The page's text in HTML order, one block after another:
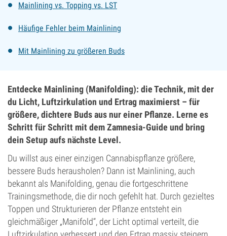
Mainlining vs. Topping vs. LST
Häufige Fehler beim Mainlining
Mit Mainlining zu größeren Buds
Entdecke Mainlining (Manifolding): die Technik, mit der
du Licht, Luftzirkulation und Ertrag maximierst – für
größere, dichtere Buds aus nur einer Pflanze. Lerne es
Schritt für Schritt mit dem Zamnesia-Guide und bring
dein Setup aufs nächste Level.
Du willst aus einer einzigen Cannabispflanze größere,
bessere Buds herausholen? Dann ist Mainlining, auch
bekannt als Manifolding, genau die fortgeschrittene
Trainingsmethode, die dir noch gefehlt hat. Durch gezieltes
Toppen und Strukturieren der Pflanze entsteht ein
gleichmäßiger „Manifold“, der Licht optimal verteilt, die